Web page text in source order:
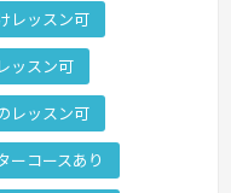
る »
レッスン可
ッスン可
レッスン可
ーコースあり